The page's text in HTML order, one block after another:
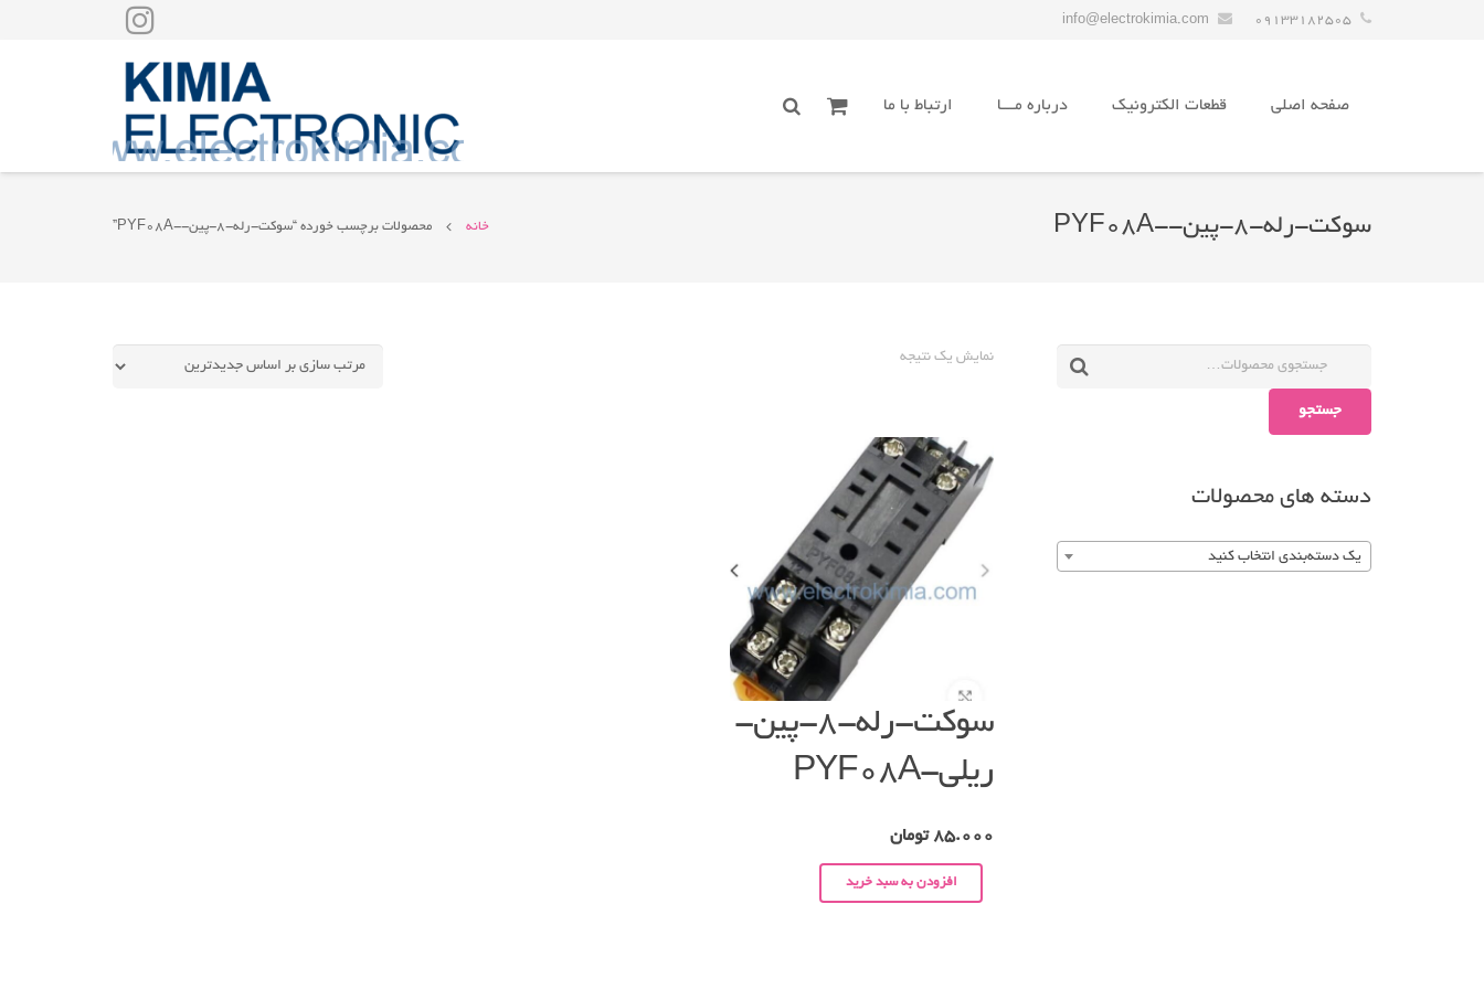
09133182505
info@electrokimia.com
صفحه اصلی قطعات الکترونیک درباره مـــا ارتباط با ما
سوکت-رله-8-پین--PYF08A خانه محصولات برچسب خورده “سوکت-رله-8-پین--PYF08A”
نمایش یک نتیجه
سوکت-رله-۸-پین-
ریلی-PYF08A
85.000 تومان
افزودن به سبد خرید
جستجو
دسته های محصولات
یک دسته‌بندی انتخاب کنید